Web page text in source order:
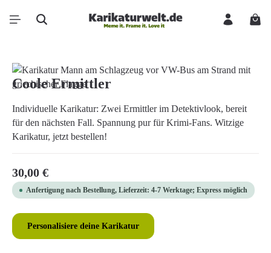
Zum Hauptinhalt springen
Bildergalerie überspringen
Coole Ermittler
Individuelle Karikatur: Zwei Ermittler im Detektivlook, bereit
für den nächsten Fall. Spannung pur für Krimi-Fans. Witzige
Karikatur, jetzt bestellen!
Regulärer Preis:
30,00 €
Anfertigung nach Bestellung, Lieferzeit: 4-7 Werktage; Express möglich
Personalisiere deine Karikatur